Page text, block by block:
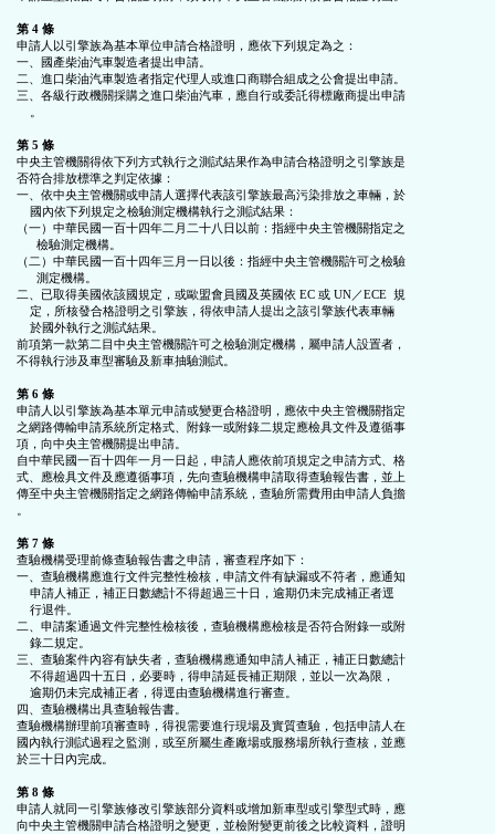
第 4 條
申請人以引擎族為基本單位申請合格證明，應依下列規定為之：
一、國產柴油汽車製造者提出申請。
二、進口柴油汽車製造者指定代理人或進口商聯合組成之公會提出申請。
三、各級行政機關採購之進口柴油汽車，應自行或委託得標廠商提出申請
第 5 條
中央主管機關得依下列方式執行之測試結果作為申請合格證明之引擎族是
否符合排放標準之判定依據：
一、依中央主管機關或申請人選擇代表該引擎族最高污染排放之車輛，於
（一）中華民國一百十四年二月二十八日以前：指經中央主管機關指定之
（二）中華民國一百十四年三月一日以後：指經中央主管機關許可之檢驗
二、已取得美國依該國規定，或歐盟會員國及英國依 EC 或 UN／ECE  規
前項第一款第二目中央主管機關許可之檢驗測定機構，屬申請人設置者，
不得執行涉及車型審驗及新車抽驗測試。
第 6 條
申請人以引擎族為基本單元申請或變更合格證明，應依中央主管機關指定
之網路傳輸申請系統所定格式、附錄一或附錄二規定應檢具文件及遵循事
項，向中央主管機關提出申請。
自中華民國一百十四年一月一日起，申請人應依前項規定之申請方式、格
式、應檢具文件及應遵循事項，先向查驗機構申請取得查驗報告書，並上
傳至中央主管機關指定之網路傳輸申請系統，查驗所需費用由申請人負擔
。
第 7 條
查驗機構受理前條查驗報告書之申請，審查程序如下：
一、查驗機構應進行文件完整性檢核，申請文件有缺漏或不符者，應通知
二、申請案通過文件完整性檢核後，查驗機構應檢核是否符合附錄一或附
三、查驗案件內容有缺失者，查驗機構應通知申請人補正，補正日數總計
四、查驗機構出具查驗報告書。
查驗機構辦理前項審查時，得視需要進行現場及實質查驗，包括申請人在
國內執行測試過程之監測，或至所屬生產廠場或服務場所執行查核，並應
於三十日內完成。
第 8 條
申請人就同一引擎族修改引擎族部分資料或增加新車型或引擎型式時，應
向中央主管機關申請合格證明之變更，並檢附變更前後之比較資料，證明